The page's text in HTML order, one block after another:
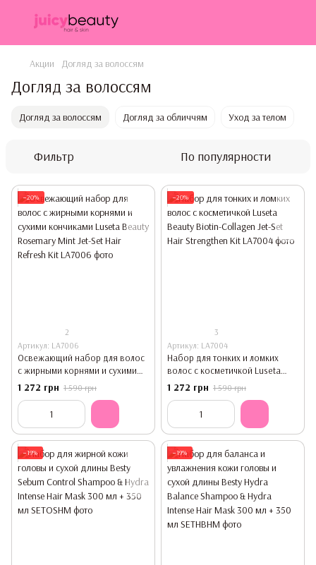
Акции Догляд за волоссям
Догляд за волоссям
Догляд за волоссям Догляд за обличчям Уход за телом
Фильтр По популярности
−20%
2
Артикул: LA7006
Освежающий набор для волос
с жирными корнями и сухими
кончиками Luseta Beauty
Rosemary Mint Jet-Set Hair
Refresh Kit
1 272 грн 1 590 грн
−20%
3
Артикул: LA7004
Набор для тонких и ломких
волос с косметичкой Luseta
Beauty Biotin-Collagen Jet-Set
Hair Strengthen Kit
1 272 грн 1 590 грн
−19% −19%